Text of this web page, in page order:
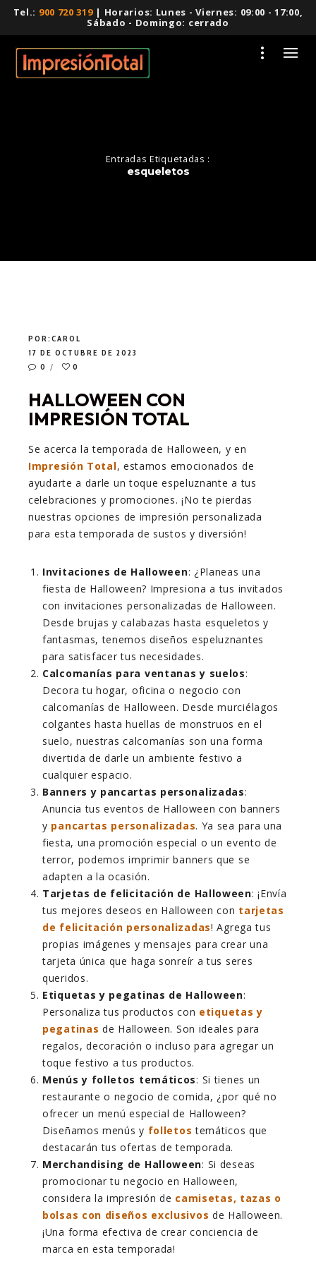
Tel.: 900 720 319| Horarios: Lunes - Viernes: 09:00 - 17:00,
Sábado - Domingo: cerrado
Entradas Etiquetadas :
esqueletos
POR:CAROL
17 DE OCTUBRE DE 2023
0
0
HALLOWEEN CON
IMPRESIÓN TOTAL
Se acerca la temporada de Halloween, y en
Impresión Total, estamos emocionados de
ayudarte a darle un toque espeluznante a tus
celebraciones y promociones. ¡No te pierdas
nuestras opciones de impresión personalizada
para esta temporada de sustos y diversión!
Invitaciones de Halloween: ¿Planeas una
fiesta de Halloween? Impresiona a tus invitados
con invitaciones personalizadas de Halloween.
Desde brujas y calabazas hasta esqueletos y
fantasmas, tenemos diseños espeluznantes
para satisfacer tus necesidades.
Calcomanías para ventanas y suelos:
Decora tu hogar, oficina o negocio con
calcomanías de Halloween. Desde murciélagos
colgantes hasta huellas de monstruos en el
suelo, nuestras calcomanías son una forma
divertida de darle un ambiente festivo a
cualquier espacio.
Banners y pancartas personalizadas:
Anuncia tus eventos de Halloween con banners
y pancartas personalizadas. Ya sea para una
fiesta, una promoción especial o un evento de
terror, podemos imprimir banners que se
adapten a la ocasión.
Tarjetas de felicitación de Halloween: ¡Envía
tus mejores deseos en Halloween con tarjetas
de felicitación personalizadas! Agrega tus
propias imágenes y mensajes para crear una
tarjeta única que haga sonreír a tus seres
queridos.
Etiquetas y pegatinas de Halloween:
Personaliza tus productos con etiquetas y
pegatinas de Halloween. Son ideales para
regalos, decoración o incluso para agregar un
toque festivo a tus productos.
Menús y folletos temáticos: Si tienes un
restaurante o negocio de comida, ¿por qué no
ofrecer un menú especial de Halloween?
Diseñamos menús y folletos temáticos que
destacarán tus ofertas de temporada.
Merchandising de Halloween: Si deseas
promocionar tu negocio en Halloween,
considera la impresión de camisetas, tazas o
bolsas con diseños exclusivos de Halloween.
¡Una forma efectiva de crear conciencia de
marca en esta temporada!